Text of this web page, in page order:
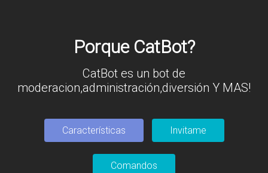
Porque CatBot?
CatBot es un bot de
moderacion,administración,diversión Y MAS!
Características Invitame
Comandos